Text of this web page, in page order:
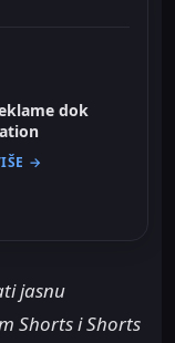
dok
→
jasnu
Shorts i Shorts